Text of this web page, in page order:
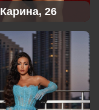
Карина, 26